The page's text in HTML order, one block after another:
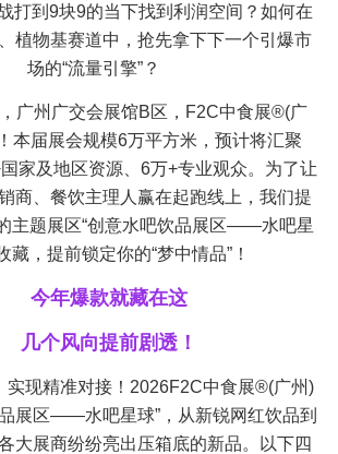
打到9块9的当下找到利润空间？如何在
植物基赛道中，抢先拿下下一个引爆市
场的“流量引擎”？
广州广交会展馆B区，F2C中食展®(广
本届展会规模6万平方米，预计将汇聚
家及地区资源、6万+专业观众。为了让
商、餐饮主理人赢在起跑线上，我们提
主题展区“创意水吧饮品展区——水吧星
藏，提前锁定你的“梦中情品”！
今年爆款就藏在这
几个风向提前剧透！
实现精准对接！2026F2C中食展®(广州)
展区——水吧星球”，从新锐网红饮品到
大展商纷纷亮出压箱底的新品。以下四